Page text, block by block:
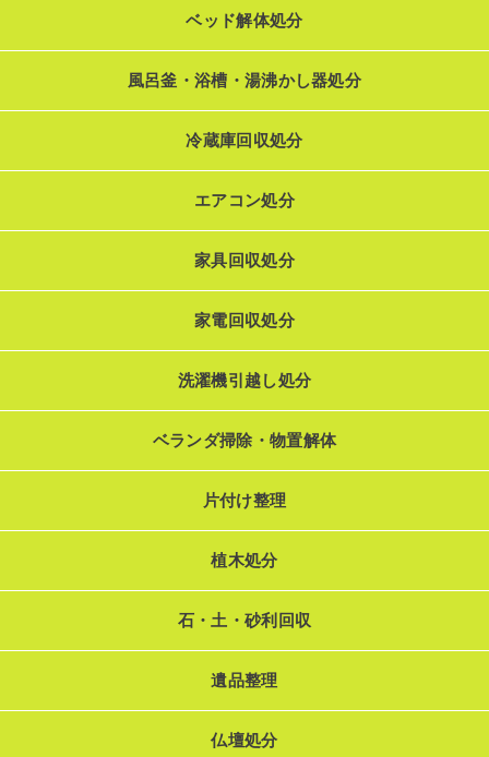
ベッド解体処分
風呂釜・浴槽・湯沸かし器処分
冷蔵庫回収処分
エアコン処分
家具回収処分
家電回収処分
洗濯機引越し処分
ベランダ掃除・物置解体
片付け整理
植木処分
石・土・砂利回収
遺品整理
仏壇処分